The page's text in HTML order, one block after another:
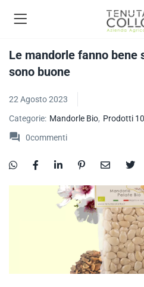
bio )
Le mandorle fanno bene
sono buone
22 Agosto 2023
Categorie: Mandorle Bio, Prodotti
0commenti